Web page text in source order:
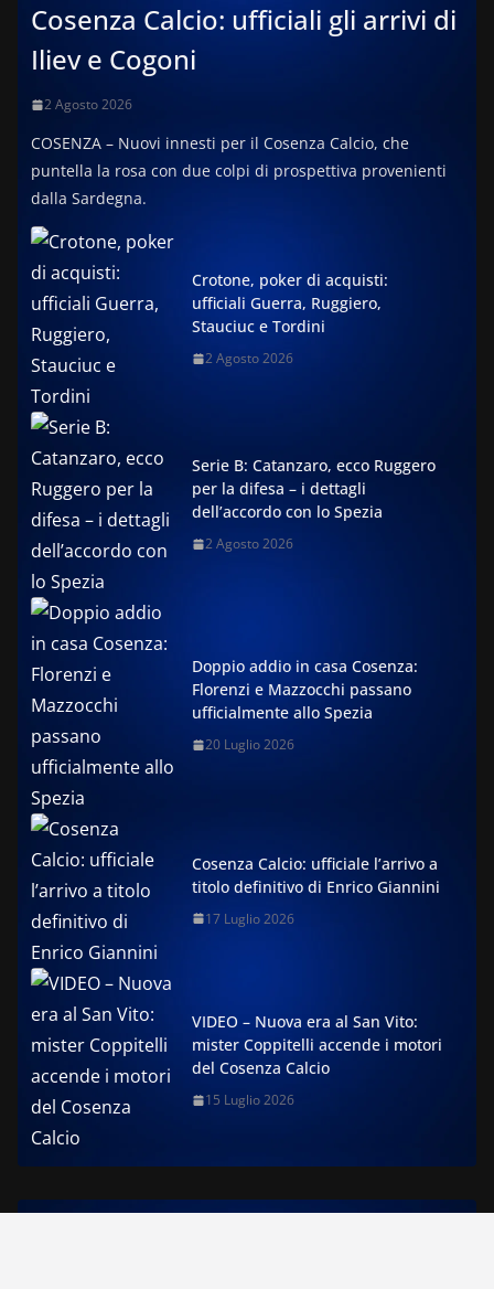
Cosenza Calcio: ufficiali gli arrivi di
Iliev e Cogoni
2 Agosto 2026
COSENZA – Nuovi innesti per il Cosenza Calcio, che
puntella la rosa con due colpi di prospettiva provenienti
dalla Sardegna.
Crotone, poker di acquisti:
ufficiali Guerra, Ruggiero,
Stauciuc e Tordini
2 Agosto 2026
Serie B: Catanzaro, ecco Ruggero
per la difesa – i dettagli
dell’accordo con lo Spezia
2 Agosto 2026
Doppio addio in casa Cosenza:
Florenzi e Mazzocchi passano
ufficialmente allo Spezia
20 Luglio 2026
Cosenza Calcio: ufficiale l’arrivo a
titolo definitivo di Enrico Giannini
17 Luglio 2026
VIDEO – Nuova era al San Vito:
mister Coppitelli accende i motori
del Cosenza Calcio
15 Luglio 2026